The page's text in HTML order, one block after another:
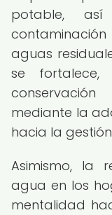
potable,
aguas
se
mediante la
hacia la
Asimismo, la
agua en los
mentalidad